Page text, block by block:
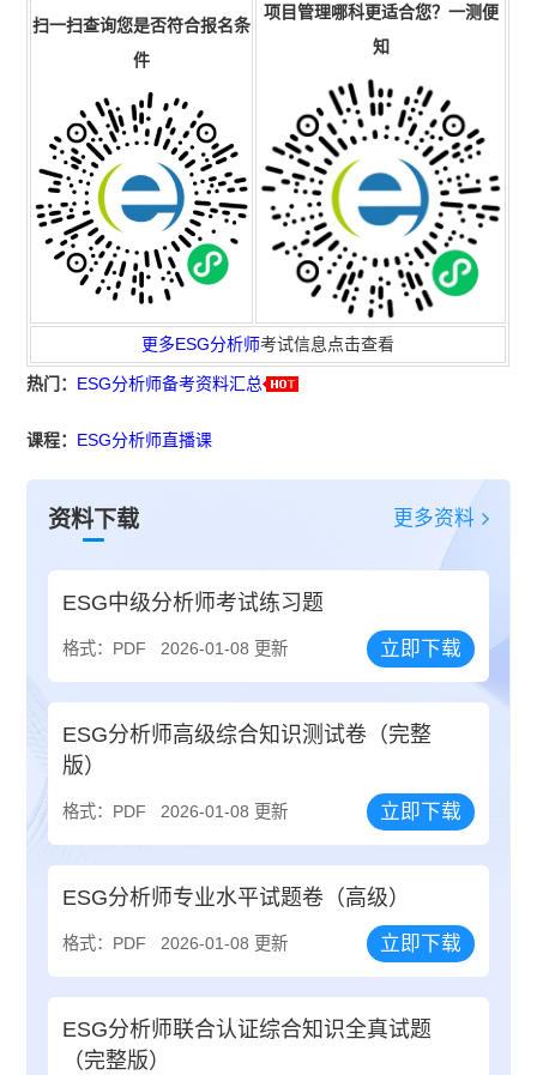
扫一扫查询您是否符合报名条
件
项目管理哪科更适合您？一测便
知
更多ESG分析师考试信息点击查看
热门： ESG分析师备考资料汇总
课程： ESG分析师直播课
资料下载 更多资料
ESG中级分析师考试练习题
格式：PDF 2026-01-08 更新 立即下载
ESG分析师高级综合知识测试卷（完整
版）
格式：PDF 2026-01-08 更新 立即下载
ESG分析师专业水平试题卷（高级）
格式：PDF 2026-01-08 更新 立即下载
ESG分析师联合认证综合知识全真试题
（完整版）